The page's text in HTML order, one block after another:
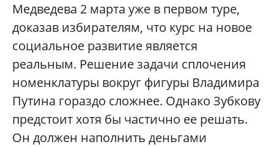
Медведева 2 марта уже в первом туре,
доказав избирателям, что курс на новое
социальное развитие является
реальным. Решение задачи сплочения
номенклатуры вокруг фигуры Владимира
Путина гораздо сложнее. Однако Зубкову
предстоит хотя бы частично ее решать.
Он должен наполнить деньгами